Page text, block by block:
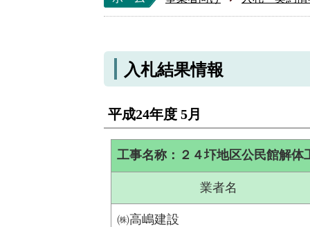
入札結果情報
平成24年度 5月
工事名称：２４圷地区公民館解体
業者名
㈱高嶋建設